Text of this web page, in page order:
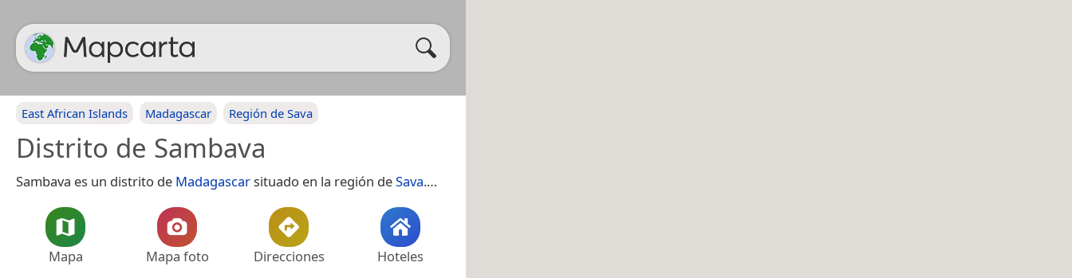
East African Islands Madagascar Región de Sava
Distrito de Sambava
Sambava es un distrito de Madagascarsituado en la región deSava.​​…
Mapa Mapa foto Direcciones Hoteles